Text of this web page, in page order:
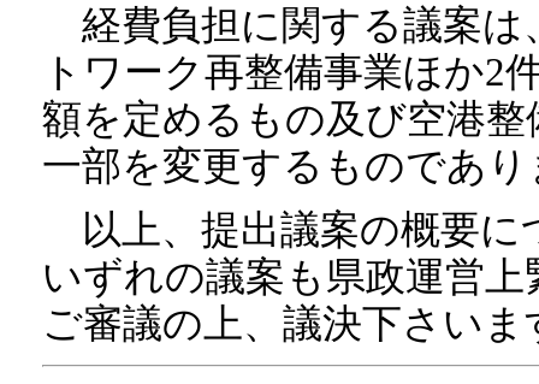
経費負担に関する議案は
トワーク再整備事業ほか2
額を定めるもの及び空港
一部を変更するものであり
以上、提出議案の概要に
いずれの議案も県政運営
ご審議の上、議決下さい